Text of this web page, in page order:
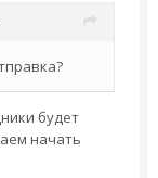
будет
начать